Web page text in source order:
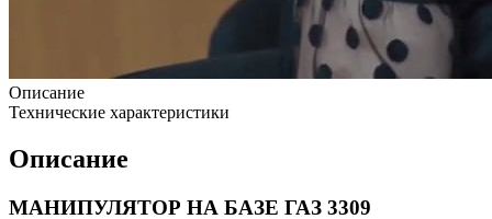
Описание
Технические характеристики
Описание
МАНИПУЛЯТОР НА БАЗЕ ГАЗ 3309